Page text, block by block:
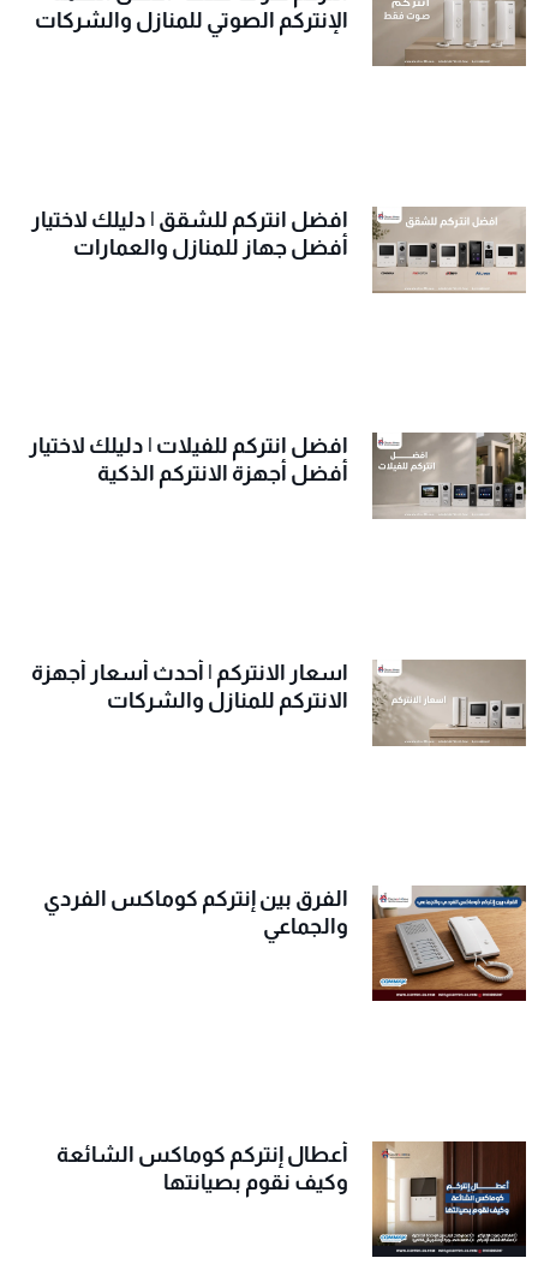
الإنتركم الصوتي للمنازل والشركات
افضل انتركم للشقق | دليلك لاختيار
أفضل جهاز للمنازل والعمارات
افضل انتركم للفيلات | دليلك لاختيار
أفضل أجهزة الانتركم الذكية
اسعار الانتركم | أحدث أسعار أجهزة
الانتركم للمنازل والشركات
الفرق بين إنتركم كوماكس الفردي
والجماعي
أعطال إنتركم كوماكس الشائعة
وكيف نقوم بصيانتها